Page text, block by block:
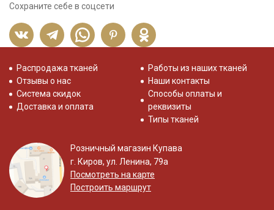
Сохраните себе в соцсети
Распродажа тканей
Отзывы о нас
Система скидок
Доставка и оплата
Работы из наших тканей
Наши контакты
Способы оплаты и
реквизиты
Типы тканей
Розничный магазин Купава
г. Киров, ул. Ленина, 79а
Посмотреть на карте
Построить маршрут